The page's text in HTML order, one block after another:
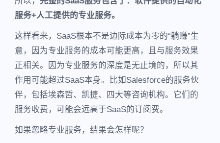
服务+人工提供的专业服务。
这样看来，SaaS根本不是边际成本为零的“躺赚”生
意，因为专业服务的成本可能更高，且与服务效果
正相关。因为专业服务的深度是无止境的，所以其
作用可能超过SaaS本身。比如Salesforce的服务伙
伴，包括埃森哲、凯捷、四大等咨询机构。它们的
服务收费，可能会远高于SaaS的订阅费。
如果忽略专业服务，结果会怎样呢？